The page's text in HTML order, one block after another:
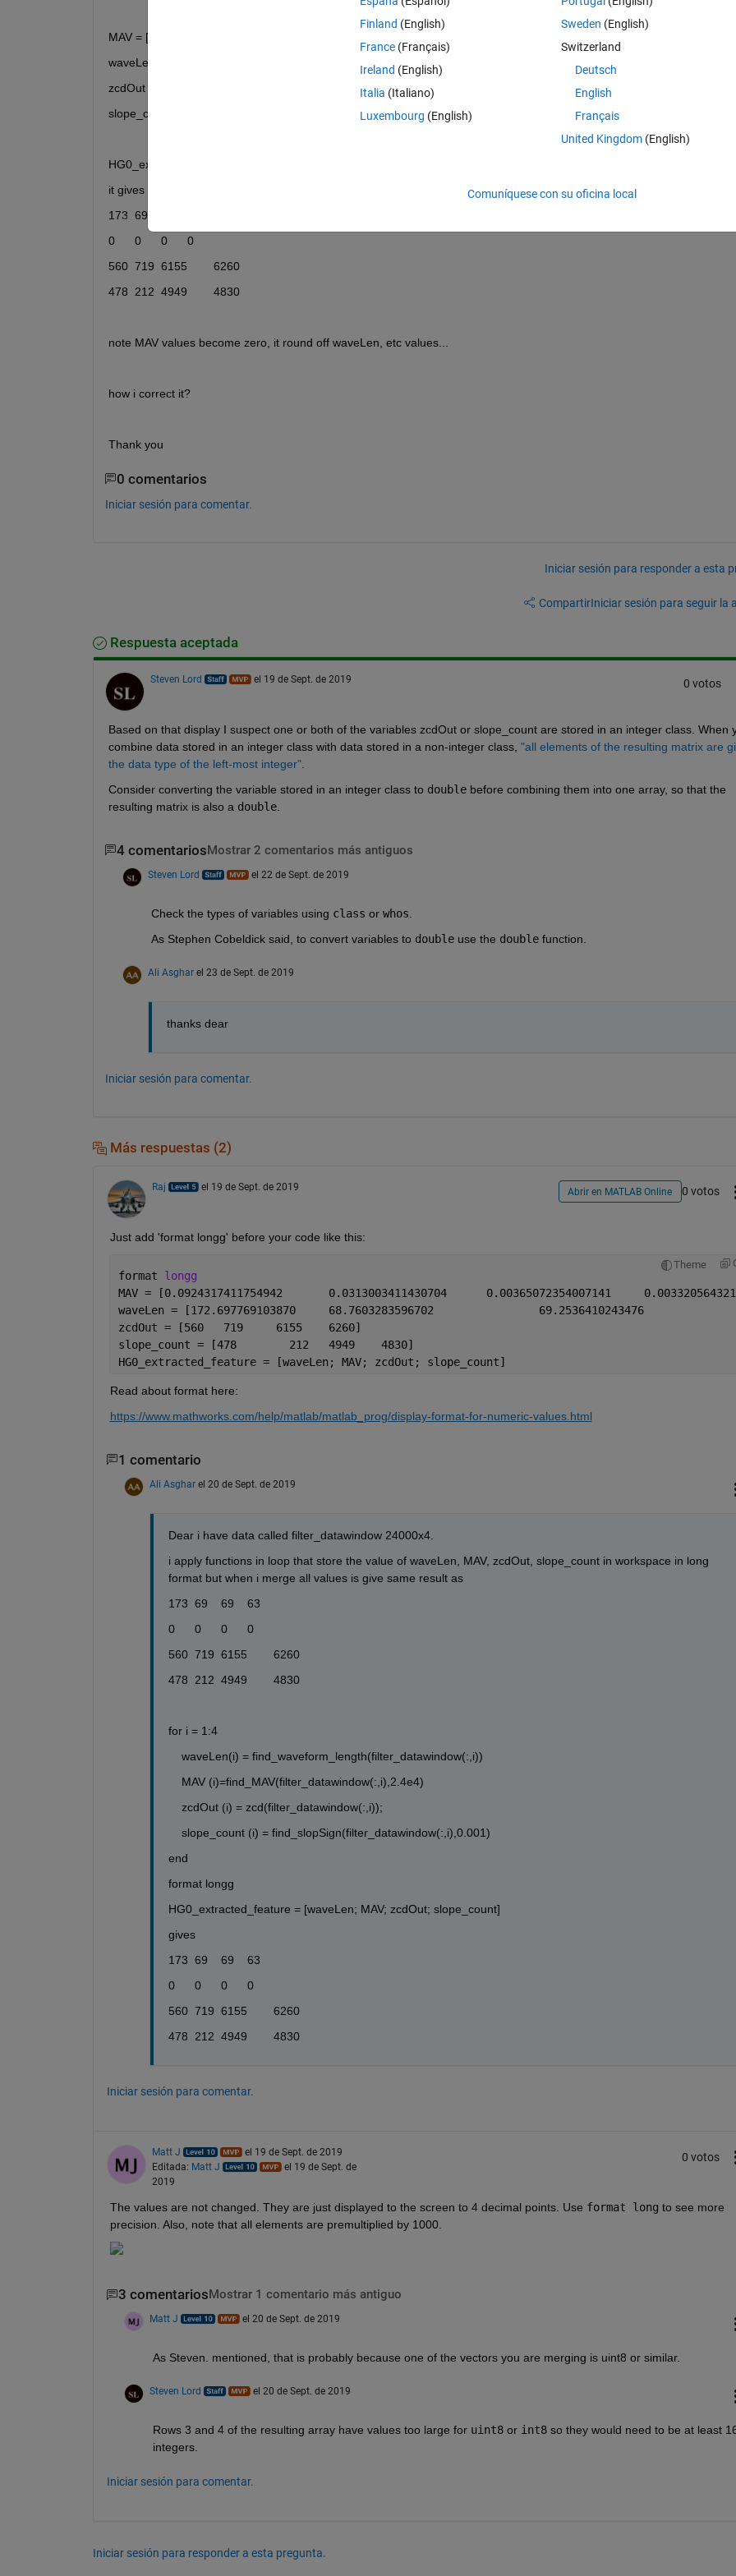
waveLen = [172.697769103870	68.7603283596702	        69.2536410243476	          63.2141284111186]
HG0_extracted_feature = [waveLen; MAV; zcdOut; slope_count]
it gives
0	0	0	0
560	719	6155	6260
478	212	4949	4830
note MAV values become zero, it round off waveLen, etc values...
how i correct it?
Thank you
0 comentarios
Iniciar sesión para comentar.
Iniciar sesión para responder a esta
CompartirIniciar sesión para seguir la
Respuesta aceptada
Steven Lord el 19 de Sept. de 2019 0 votos
Based on that display I suspect one or both of the variables zcdOut or slope_count are stored in an integer class. When
combine data stored in an integer class with data stored in a non-integer class, "all elements of the resulting matrix are
the data type of the left-most integer".
Consider converting the variable stored in an integer class to double before combining them into one array, so that the
resulting matrix is also a double.
4 comentarios Mostrar 2 comentarios más antiguos
Steven Lord el 22 de Sept. de 2019
Check the types of variables using class or whos.
As Stephen Cobeldick said, to convert variables to double use the double function.
Ali Asghar el 23 de Sept. de 2019
thanks dear
Iniciar sesión para comentar.
Más respuestas (2)
Raj el 19 de Sept. de 2019 Abrir en MATLAB Online 0 votos
Just add 'format longg' before your code like this:
Theme
format longg
MAV = [0.0924317411754942	0.0313003411430704
zcdOut = [560	719	6155	6260]
slope_count = [478	  212	4949	4830]
HG0_extracted_feature = [waveLen; MAV; zcdOut; slope_count]
Read about format here:
https://www.mathworks.com/help/matlab/matlab_prog/display-format-for-numeric-values.html
1 comentario
Ali Asghar el 20 de Sept. de 2019
Dear i have data called filter_datawindow 24000x4.
i apply functions in loop that store the value of waveLen, MAV, zcdOut, slope_count in workspace in long
format but when i merge all values is give same result as
173	69	69	63
0	0	0	0
560	719	6155	6260
478	212	4949	4830
for i = 1:4
    waveLen(i) = find_waveform_length(filter_datawindow(:,i))
    MAV (i)=find_MAV(filter_datawindow(:,i),2.4e4)
    zcdOut (i) = zcd(filter_datawindow(:,i));
    slope_count (i) = find_slopSign(filter_datawindow(:,i),0.001)
end
format longg
HG0_extracted_feature = [waveLen; MAV; zcdOut; slope_count]
gives
173	69	69	63
0	0	0	0
560	719	6155	6260
478	212	4949	4830
Iniciar sesión para comentar.
Matt J
el 19 de Sept. de 2019
Editada: Matt J
el 19 de Sept. de
2019
0 votos
The values are not changed. They are just displayed to the screen to 4 decimal points. Use format long to see more
precision. Also, note that all elements are premultiplied by 1000.
3 comentarios Mostrar 1 comentario más antiguo
Matt J el 20 de Sept. de 2019
As Steven. mentioned, that is probably because one of the vectors you are merging is uint8 or similar.
Steven Lord el 20 de Sept. de 2019
Rows 3 and 4 of the resulting array have values too large for uint8 or int8 so they would need to be at least
integers.
Iniciar sesión para comentar.
Iniciar sesión para responder a esta pregunta.
Finland (English)
France (Français)
Ireland (English)
Italia (Italiano)
Luxembourg (English)
Sweden (English)
Switzerland
Deutsch
English
Français
United Kingdom(English)
Comuníquese con su oficina local